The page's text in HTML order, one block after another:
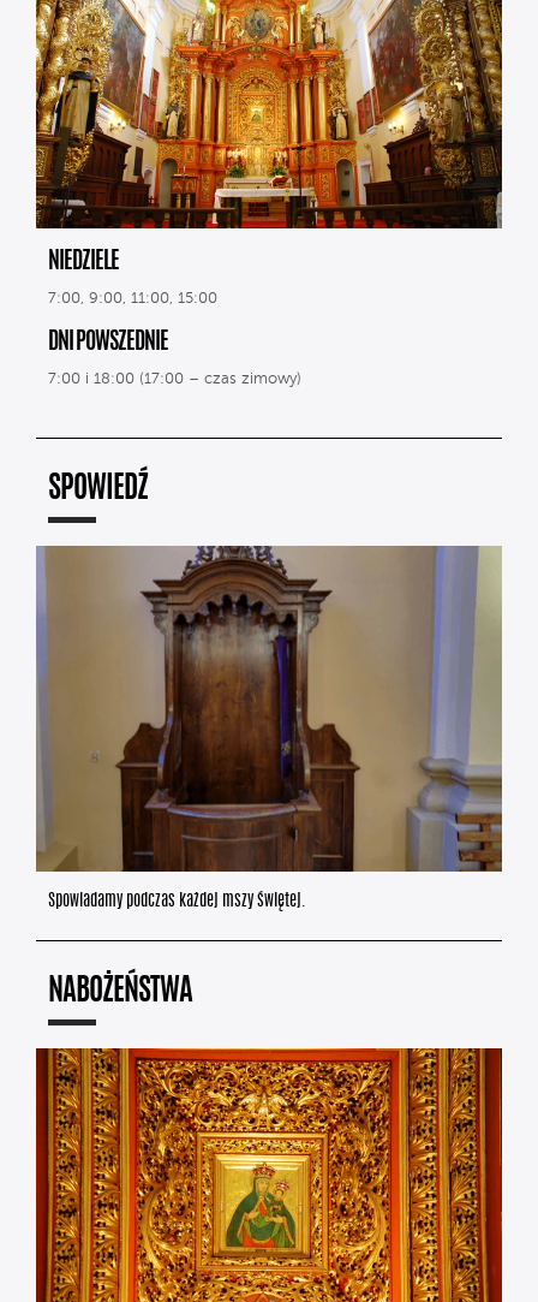
NIEDZIELE
7:00, 9:00, 11:00, 15:00
DNI POWSZEDNIE
7:00 i 18:00 (17:00 – czas zimowy)
SPOWIEDŹ
Spowiadamy podczas każdej mszy świętej.
NABOŻEŃSTWA